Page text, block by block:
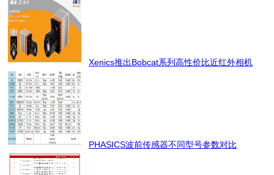
Xenics推出Bobcat系列高性价比近红外相机
PHASICS波前传感器不同型号参数对比